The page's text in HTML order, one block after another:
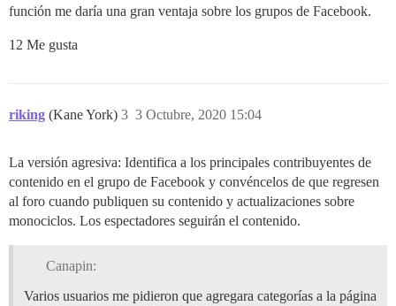
función me daría una gran ventaja sobre los grupos de Facebook.
12 Me gusta
riking (Kane York) 3 Octubre, 2020 15:04
3
La versión agresiva: Identifica a los principales contribuyentes de
contenido en el grupo de Facebook y convéncelos de que regresen
al foro cuando publiquen su contenido y actualizaciones sobre
monociclos. Los espectadores seguirán el contenido.
Canapin:
Varios usuarios me pidieron que agregara categorías a la página